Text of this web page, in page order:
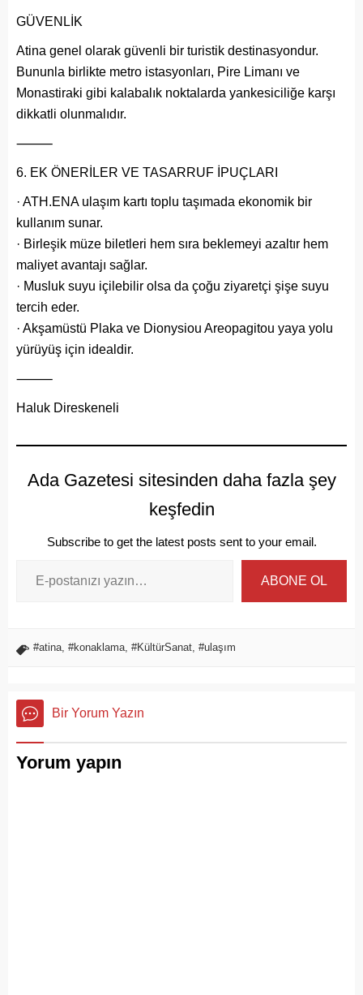
GÜVENLİK
Atina genel olarak güvenli bir turistik destinasyondur.
Bununla birlikte metro istasyonları, Pire Limanı ve
Monastiraki gibi kalabalık noktalarda yankesiciliğe karşı
dikkatli olunmalıdır.
⸻
EK ÖNERİLER VE TASARRUF İPUÇLARI
· ATH.ENA ulaşım kartı toplu taşımada ekonomik bir
kullanım sunar.
· Birleşik müze biletleri hem sıra beklemeyi azaltır hem
maliyet avantajı sağlar.
· Musluk suyu içilebilir olsa da çoğu ziyaretçi şişe suyu
tercih eder.
· Akşamüstü Plaka ve Dionysiou Areopagitou yaya yolu
yürüyüş için idealdir.
⸻
Haluk Direskeneli
Ada Gazetesi sitesinden daha fazla şey
keşfedin
Subscribe to get the latest posts sent to your email.
ABONE OL
#atina #konaklama #KültürSanat #ulaşım
Bir Yorum Yazın
Yorum yapın